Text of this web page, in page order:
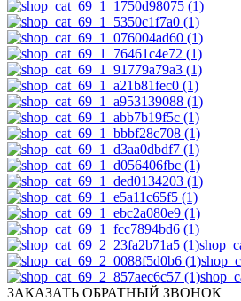
ЗАКАЗАТЬ ОБРАТНЫЙ ЗВОНОК